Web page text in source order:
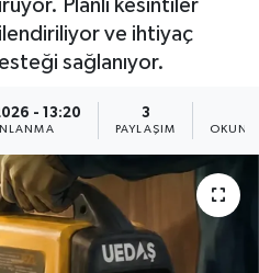
Planlı kesintiler
ve ihtiyaç
sağlanıyor.
- 13:20 3
PAYLAŞIM